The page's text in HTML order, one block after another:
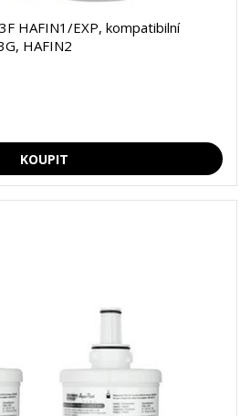
HAFIN1/EXP, kompatibilní
HAFIN2